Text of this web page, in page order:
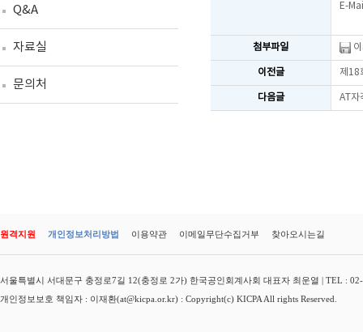
Q&A
자료실
문의처
E-
첨부파일
이전글 제18
다음글 AT자
원격지원 개인정보처리방법 이용약관 이메일무단수집거부 찾아오시는길
서울특별시 서대문구 충정로7길 12(충정로 2가) 한국공인회계사회 대표자 최운열 | TEL :
개인정보보호 책임자 : 이재환(at@kicpa.or.kr) : Copyright(c) KICPA All rights Reserved.